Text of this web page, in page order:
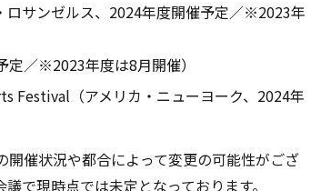
サンゼルス、2024年度開催予定／※2023年
定／※2023年度は8月開催）
Festival（アメリカ・ニューヨーク、2024年
催状況や都合によって変更の可能性がござ
で現時点では未定となっております。